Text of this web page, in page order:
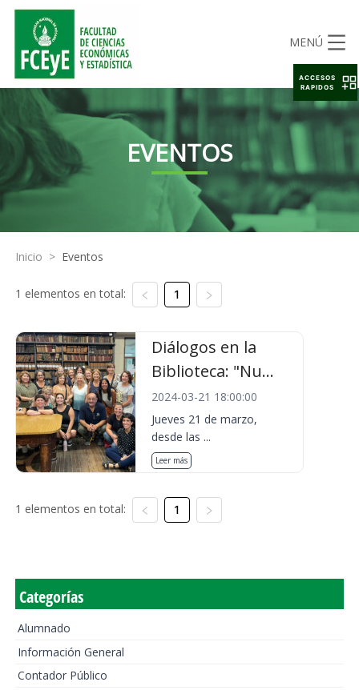
MENÚ
EVENTOS
Inicio > Eventos
1 elementos en total: 1
Diálogos en la
Biblioteca: "Nu...
2024-03-21 18:00:00
Jueves 21 de marzo,
desde las ...
Leer más
1 elementos en total: 1
Categorías
Alumnado
Información General
Contador Público
ACCESOS
RAPIDOS